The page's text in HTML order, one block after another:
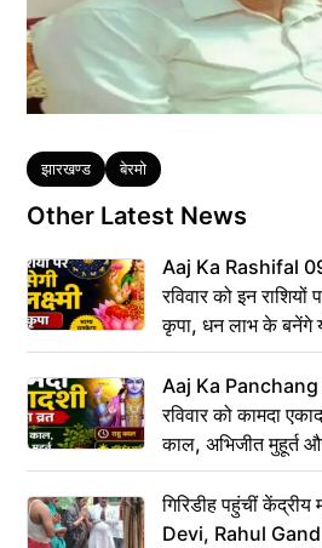
Tags
झारखण्ड बेरमो
Other Latest News
Aaj Ka Rashifal
रविवार को इन राशियों
कृपा, धन लाभ के बनेंगे
Aaj Ka
रविवार को कामदा
काल, अभिजीत मुहूर्त
गिरिडीह पहुंचीं
Devi, Rahul